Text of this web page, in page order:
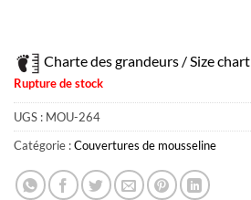
Charte des grandeurs / Size chart
Rupture de stock
UGS : MOU-264
Catégorie :Couvertures de mousseline
Courriel
Nom
Date de naissance